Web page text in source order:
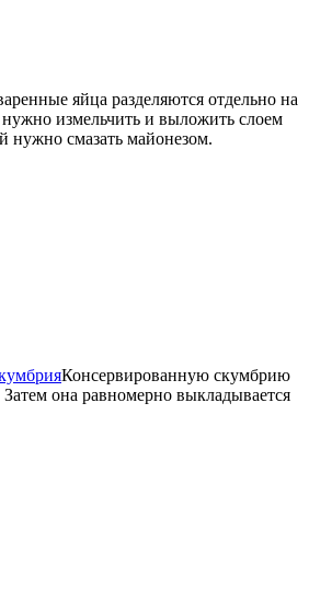
яйца разделяются отдельно на
измельчить и выложить слоем
нужно смазать майонезом.
Консервированную скумбрию
она равномерно выкладывается